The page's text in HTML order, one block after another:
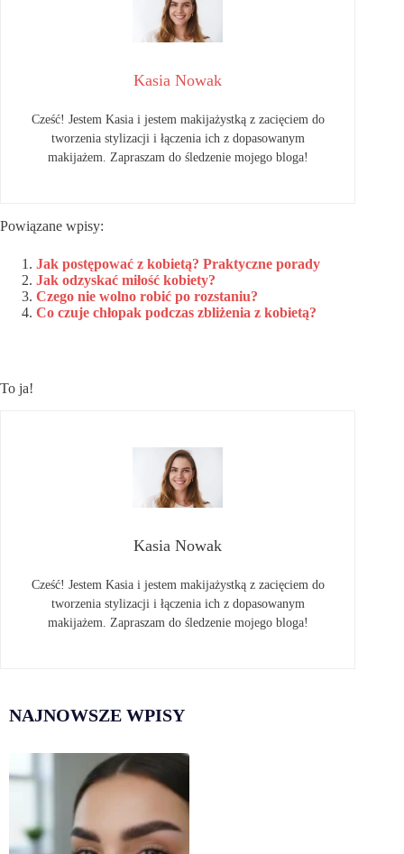
Kasia Nowak
Cześć! Jestem Kasia i jestem makijażystką z zacięciem do
tworzenia stylizacji i łączenia ich z dopasowanym
makijażem. Zapraszam do śledzenie mojego bloga!
Powiązane wpisy:
Jak postępować z kobietą? Praktyczne porady
Jak odzyskać miłość kobiety?
Czego nie wolno robić po rozstaniu?
Co czuje chłopak podczas zbliżenia z kobietą?
To ja!
Kasia Nowak
Cześć! Jestem Kasia i jestem makijażystką z zacięciem do
tworzenia stylizacji i łączenia ich z dopasowanym
makijażem. Zapraszam do śledzenie mojego bloga!
NAJNOWSZE WPISY